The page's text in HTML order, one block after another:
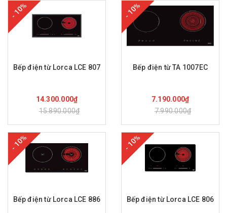
- 10%
Bếp điện từ Lorca LCE 807
14.300.000₫
15.890.000₫
- 10%
Bếp điện từ TA 1007EC
7.190.000₫
7.990.000₫
- 10%
Bếp điện từ Lorca LCE 886
- 10%
Bếp điện từ Lorca LCE 806